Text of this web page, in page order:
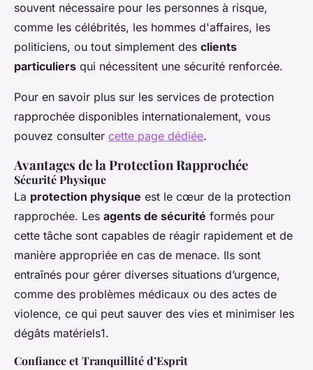
souvent nécessaire pour les personnes à risque,
comme les célébrités, les hommes d'affaires, les
politiciens, ou tout simplement des clients
particuliers qui nécessitent une sécurité renforcée.
Pour en savoir plus sur les services de protection
rapprochée disponibles internationalement, vous
pouvez consulter cette page dédiée.
Avantages de la Protection Rapprochée
Sécurité Physique
La protection physique est le cœur de la protection
rapprochée. Les agents de sécurité formés pour
cette tâche sont capables de réagir rapidement et de
manière appropriée en cas de menace. Ils sont
entraînés pour gérer diverses situations d’urgence,
comme des problèmes médicaux ou des actes de
violence, ce qui peut sauver des vies et minimiser les
dégâts matériels1.
Confiance et Tranquillité d’Esprit